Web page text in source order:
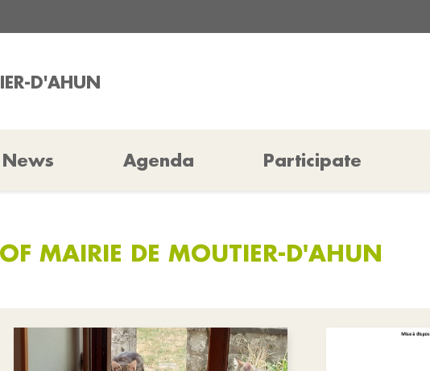
D'AHUN
News Agenda Participate
MAIRIE DE MOUTIER-D'AHUN